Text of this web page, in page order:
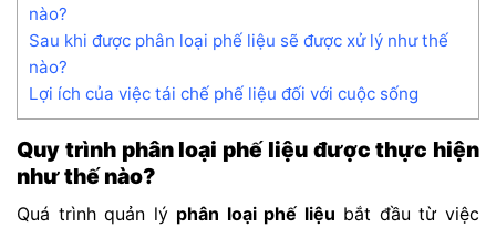
nào?
Sau khi được phân loại phế liệu sẽ được xử lý như thế
nào?
Lợi ích của việc tái chế phế liệu đối với cuộc sống
Quy trình phân loại phế liệu được thực hiện
như thế nào?
Quá trình quản lý phân loại phế liệu bắt đầu từ việc